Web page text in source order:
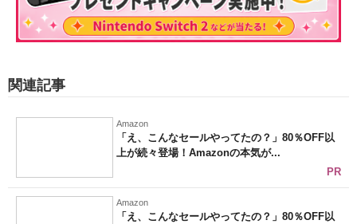
関連記事
Amazon
「え、こんなセールやってたの？」80％OFF以
上が続々登場！Amazonの本気が...
PR
Amazon
「え、こんなセールやってたの？」80％OFF以